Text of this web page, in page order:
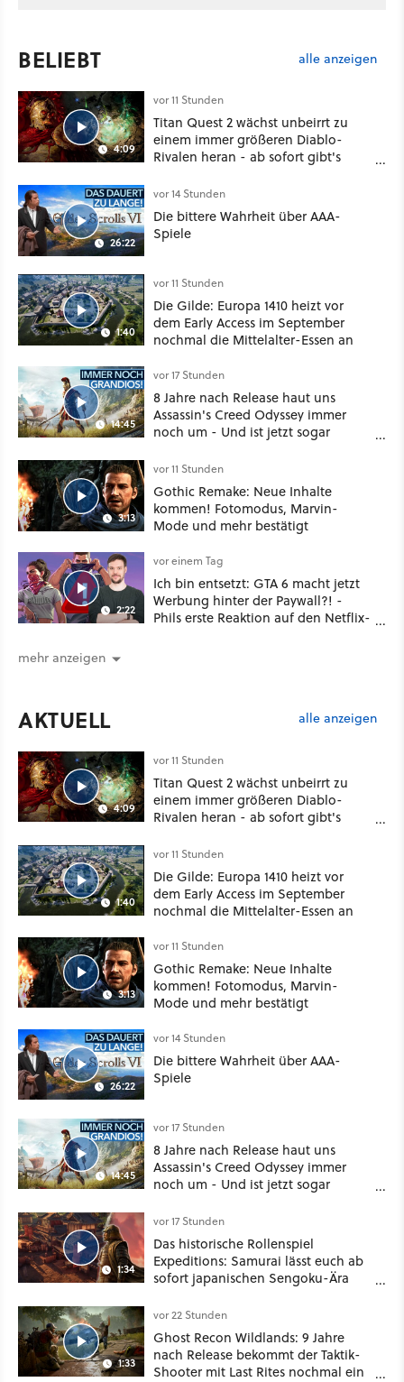
BELIEBT alle anzeigen
4:09
vor 11 Stunden
Titan Quest 2 wächst unbeirrt zu
einem immer größeren Diablo-
Rivalen heran - ab sofort gibt's
Klasse
26:22
vor 14 Stunden
Die bittere Wahrheit über AAA-
Spiele
1:40
vor 11 Stunden
Die Gilde: Europa 1410 heizt vor
dem Early Access im September
nochmal die Mittelalter-Essen an
14:45
vor 17 Stunden
8 Jahre nach Release haut uns
Assassin's Creed Odyssey immer
noch um - Und ist jetzt sogar
3:13
vor 11 Stunden
Gothic Remake: Neue Inhalte
kommen! Fotomodus, Marvin-
Mode und mehr bestätigt
2:22
vor einem Tag
Ich bin entsetzt: GTA 6 macht jetzt
Werbung hinter der Paywall?! -
Phils erste Reaktion auf den Netflix-
mehr anzeigen
AKTUELL alle anzeigen
4:09
vor 11 Stunden
Titan Quest 2 wächst unbeirrt zu
einem immer größeren Diablo-
Rivalen heran - ab sofort gibt's
Klasse
1:40
vor 11 Stunden
Die Gilde: Europa 1410 heizt vor
dem Early Access im September
nochmal die Mittelalter-Essen an
3:13
vor 11 Stunden
Gothic Remake: Neue Inhalte
kommen! Fotomodus, Marvin-
Mode und mehr bestätigt
26:22
vor 14 Stunden
Die bittere Wahrheit über AAA-
Spiele
14:45
vor 17 Stunden
8 Jahre nach Release haut uns
Assassin's Creed Odyssey immer
noch um - Und ist jetzt sogar
1:34
vor 17 Stunden
Das historische Rollenspiel
Expeditions: Samurai lässt euch ab
sofort japanischen Sengoku-Ära
oder Diplomatie
1:33
vor 22 Stunden
Ghost Recon Wildlands: 9 Jahre
nach Release bekommt der Taktik-
Shooter mit Last Rites nochmal ein